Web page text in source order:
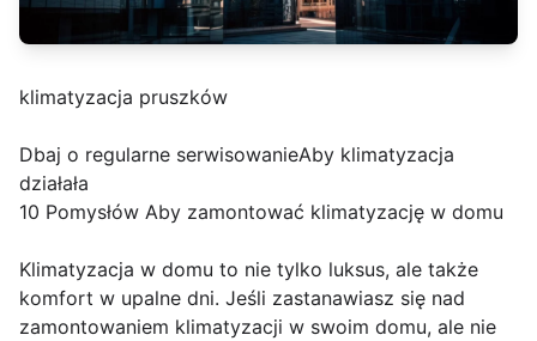
klimatyzacja pruszków
Dbaj o regularne serwisowanieAby klimatyzacja
działała
10 Pomysłów Aby zamontować klimatyzację w domu
Klimatyzacja w domu to nie tylko luksus, ale także
komfort w upalne dni. Jeśli zastanawiasz się nad
zamontowaniem klimatyzacji w swoim domu, ale nie